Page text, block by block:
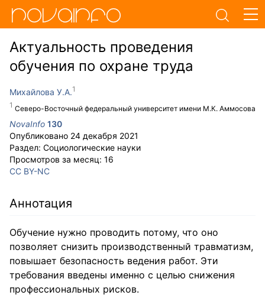
Актуальность проведения
обучения по охране труда
Михайлова У.А.
Северо-Восточный федеральный университет имени М.К. Аммосова
NovaInfo 130
Опубликовано 24 декабря 2021
Раздел: Социологические науки
Просмотров за месяц: 16
CC BY-NC
Аннотация
Обучение нужно проводить потому, что оно
позволяет снизить производственный травматизм,
повышает безопасность ведения работ. Эти
требования введены именно с целью снижения
профессиональных рисков.